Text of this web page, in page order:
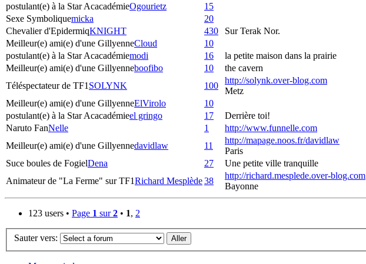
postulant(e) à la Star AcacadémieOgourietz 15
Sexe Symboliquemicka 20
Chevalier d'EpidermiqKNIGHT 430 Sur Terak Nor.
Meilleur(e) ami(e) d'une GillyenneCloud 10
postulant(e) à la Star Acacadémiemodi 16 la petite maison dans la prairie
Meilleur(e) ami(e) d'une Gillyenneboofibo 10 the cavern
Téléspectateur de TF1 SOLYNK 100
http://solynk.over-blog.com
Metz
Meilleur(e) ami(e) d'une GillyenneElVirolo 10
postulant(e) à la Star Acacadémieel gringo 17 Derrière toi!
Naruto FanNelle 1 http://www.funnelle.com
Meilleur(e) ami(e) d'une Gillyennedavidlaw 11
http://mapage.noos.fr/davidlaw
Paris
Suce boules de FogielDena 27 Une petite ville tranquille
Animateur de "La Ferme" sur TF1Richard Mesplède38
http://richard.mesplede.over-blog.com
Bayonne
123 users • Page 1 sur2 • 1, 2
Sauter vers: